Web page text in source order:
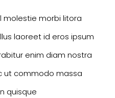
molestie morbi litora
laoreet id eros ipsum
enim diam nostra
ut commodo massa
quisque